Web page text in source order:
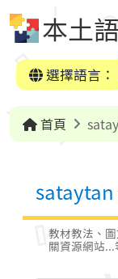
本土
選擇語言：
首頁
教材教法、
關資源網站...